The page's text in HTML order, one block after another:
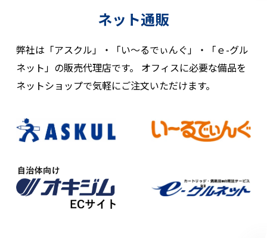
ネット通販
弊社は「アスクル」・「い〜るでぃんぐ」・「ｅ-グル
ネット」の販売代理店です。
オフィスに必要な備品を
ネットショップで気軽にご注文いただけます。